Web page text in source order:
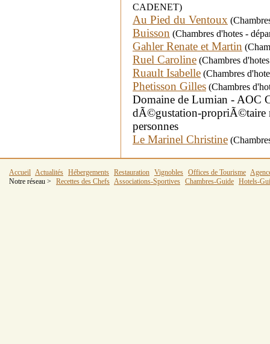
CADENET)
Au Pied du Ventoux
Buisson (Chambres d'hotes -
Gahler Renate et Martin
Ruel Caroline (Chambres
Ruault Isabelle (Chambres
Phetisson Gilles (Chambres
Domaine de Lumian - AOC
dÃ©gustation-
personnes
Le Marinel Christine
Accueil Actualités Hébergements Restauration Vignobles Offices de Tourisme
Notre réseau >
Recettes des Chefs Associations-Sportives Chambres-Guide Hotels-